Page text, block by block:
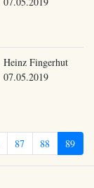
Heinz Fingerhut
07.05.2019
87 88 89